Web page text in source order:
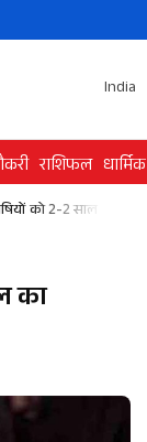
India
राशिफल धार्मिक
को 2-2 साल का
का